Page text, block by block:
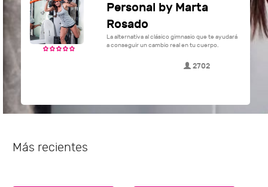
Personal by Marta
Rosado
La alternativa al clásico gimnasio que te ayudará
a conseguir un cambio real en tu cuerpo.
2702
Más recientes